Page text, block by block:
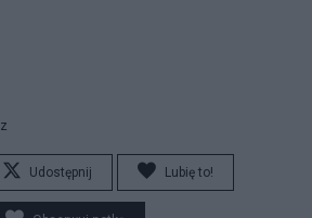
Udostępnij Lubię to!